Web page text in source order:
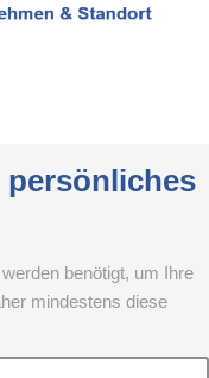
persönliches
benötigt, um Ihre
mindestens diese